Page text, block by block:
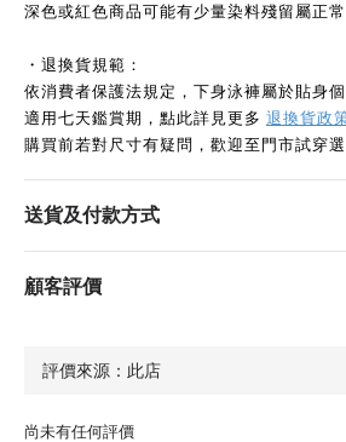
深色或紅色商品可能有少量染料殘留屬正常
・退換貨規範：
依消費者保護法規定，下身泳褲屬於貼身
適用七天鑑賞期，點此詳見更多 退換貨政
購買前若對尺寸有疑問，歡迎至門市試穿選
送貨及付款方式
顧客評價
尚未有任何評價